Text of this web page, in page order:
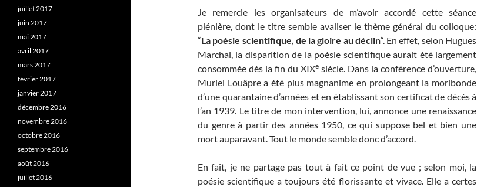
Je remercie les organisateurs de m’avoir accordé cette séance
plénière, dont le titre semble avaliser le thème général du colloque:
“La poésie scientifique, de la gloire au déclin“. En effet, selon Hugues
Marchal, la disparition de la poésie scientifique aurait été largement
consommée dès la fin du XIXe siècle. Dans la conférence d’ouverture,
Muriel Louâpre a été plus magnanime en prolongeant la moribonde
d’une quarantaine d’années et en établissant son certificat de décès à
l’an 1939. Le titre de mon intervention, lui, annonce une renaissance
du genre à partir des années 1950, ce qui suppose bel et bien une
mort auparavant. Tout le monde semble donc d’accord.
En fait, je ne partage pas tout à fait ce point de vue ; selon moi, la
poésie scientifique a toujours été florissante et vivace. Elle a certes
juillet 2017
juin 2017
mai 2017
avril 2017
mars 2017
février 2017
janvier 2017
décembre 2016
novembre 2016
octobre 2016
septembre 2016
août 2016
juillet 2016